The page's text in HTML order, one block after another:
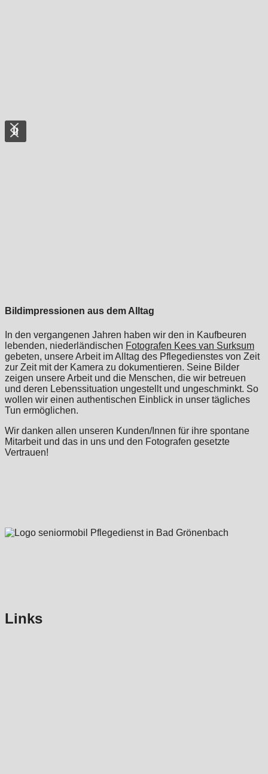
Bildimpressionen aus dem Alltag
In den vergangenen Jahren haben wir den in Kaufbeuren
lebenden, niederländischen Fotografen Kees van Surksum
gebeten, unsere Arbeit im Alltag des Pflegedienstes von Zeit
zur Zeit mit der Kamera zu dokumentieren. Seine Bilder
zeigen unsere Arbeit und die Menschen, die wir betreuen
und deren Lebenssituation ungestellt und ungeschminkt. So
wollen wir einen authentischen Einblick in unser tägliches
Tun ermöglichen.
Wir danken allen unseren Kunden/Innen für ihre spontane
Mitarbeit und das in uns und den Fotografen gesetzte
Vertrauen!
Links